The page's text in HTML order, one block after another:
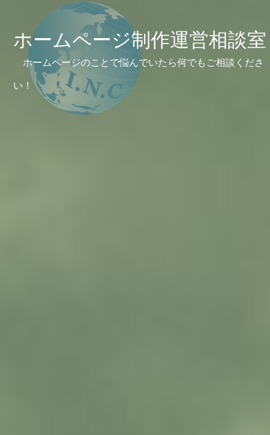
ホームページ制作運営相談室
ホームページのことで悩んでいたら何でもご相談くださ
い！